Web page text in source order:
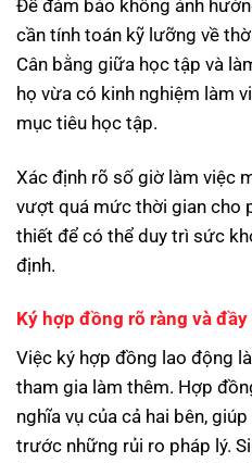
Để đảm bảo không ảnh
cần tính toán kỹ lưỡng về
Cân bằng giữa học tập và
họ vừa có kinh nghiệm làm
mục tiêu học tập.
Xác định rõ số giờ làm việc
vượt quá mức thời gian cho
thiết để có thể duy trì sức
định.
Ký hợp đồng rõ ràng và đầy
Việc ký hợp đồng lao động
tham gia làm thêm. Hợp
nghĩa vụ của cả hai bên,
trước những rủi ro pháp lý.